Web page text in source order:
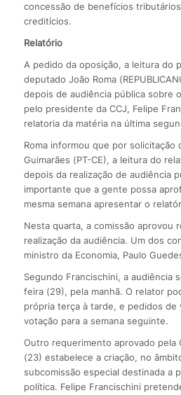
concessão de benefícios
creditícios.
Relatório
A pedido da oposição, a leitura do
deputado João Roma
depois de audiência pública sobre
pelo presidente da CCJ, Felipe
relatoria da matéria na última
Roma informou que por solicitação
Guimarães (PT-CE), a leitura do
depois da realização de audiência
importante que a gente possa
mesma semana apresentar o
Nesta quarta, a comissão aprovou
realização da audiência. Um dos
ministro da Economia, Paulo
Segundo Francischini, a audiência
feira (29), pela manhã. O relator
própria terça à tarde, e pedidos de
votação para a semana seguinte.
Outro requerimento aprovado pela
(23) estabelece a criação, no
subcomissão especial destinada a
política. Felipe Francischini